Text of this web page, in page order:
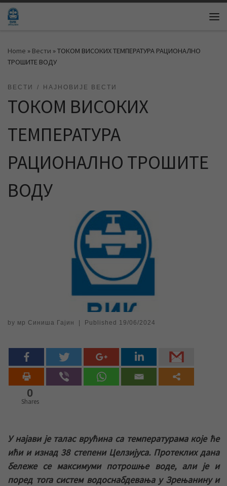
Skip to content
Home » Вести »ТОКОМ ВИСОКИХ ТЕМПЕРАТУРА РАЦИОНАЛНО
ТРОШИТЕ ВОДУ
ВЕСТИ НАЈНОВИЈЕ ВЕСТИ
ТОКОМ ВИСОКИХ
ТЕМПЕРАТУРА
РАЦИОНАЛНО ТРОШИТЕ
ВОДУ
by мр Синиша Гајин Published 19/06/2024
0
Shares
У најави је талас врућина са температурама које ће
ићи и изнад 38 степени Целзијуса. Протеклих дана
бележе се максимуми потрошње воде, али је и
поред тога систем водоснабдевања у Зрењанину и